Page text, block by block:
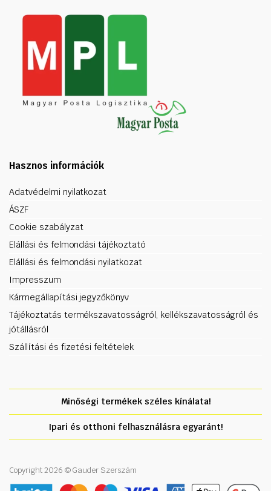
Hasznos információk
Adatvédelmi nyilatkozat
ÁSZF
Cookie szabályzat
Elállási és felmondási tájékoztató
Elállási és felmondási nyilatkozat
Impresszum
Kármegállapítási jegyzőkönyv
Tájékoztatás termékszavatosságról, kellékszavatosságról és
jótállásról
Szállítási és fizetési feltételek
Minőségi termékek széles kínálata!
Ipari és otthoni felhasználásra egyaránt!
Copyright 2026 © Gauder Szerszám